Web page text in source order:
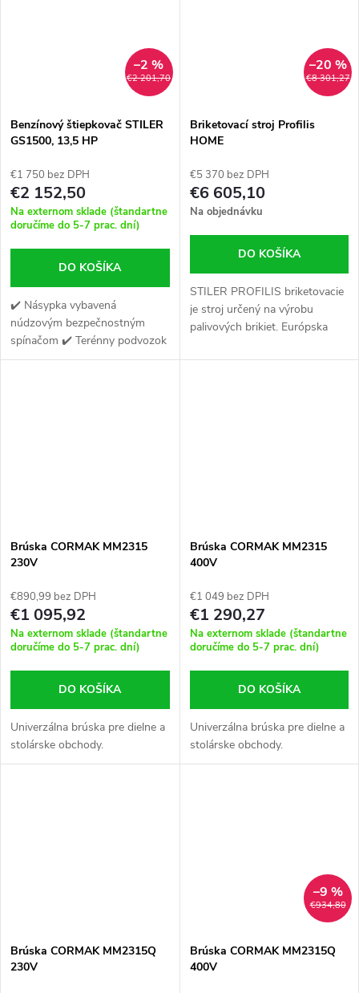
€2 201,70
–2 %
Benzínový štiepkovač STILER
GS1500, 13,5 HP
€1 750 bez DPH
€2 152,50
Na externom sklade (štandartne
doručíme do 5-7 prac. dní)
DO KOŠÍKA
✔️ Násypka vybavená
núdzovým bezpečnostným
spínačom ✔️ Terénny podvozok
a veľké transportné kolesá
€8 301,27
–20 %
Briketovací stroj Profilis
HOME
€5 370 bez DPH
€6 605,10
Na objednávku
DO KOŠÍKA
STILER PROFILIS briketovacie
je stroj určený na výrobu
palivových brikiet. Európska
stroj na popredné miesto v
Brúska CORMAK MM2315
230V
€890,99 bez DPH
€1 095,92
Na externom sklade (štandartne
doručíme do 5-7 prac. dní)
DO KOŠÍKA
Univerzálna brúska pre dielne a
stolárske obchody.
Brúska CORMAK MM2315
400V
€1 049 bez DPH
€1 290,27
Na externom sklade (štandartne
doručíme do 5-7 prac. dní)
DO KOŠÍKA
Univerzálna brúska pre dielne a
stolárske obchody.
Brúska CORMAK MM2315Q
230V
€934,80
–9 %
Brúska CORMAK MM2315Q
400V